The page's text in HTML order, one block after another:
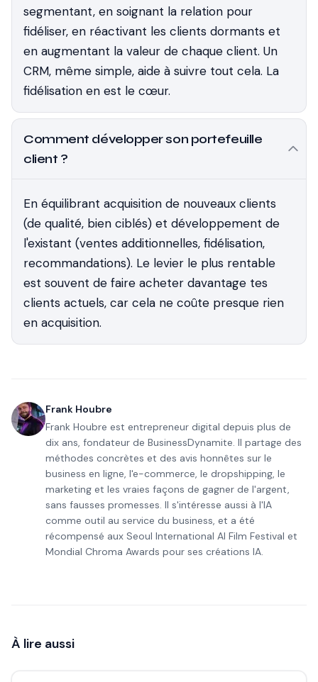
segmentant, en soignant la relation pour
fidéliser, en réactivant les clients dormants et
en augmentant la valeur de chaque client. Un
CRM, même simple, aide à suivre tout cela. La
fidélisation en est le cœur.
Comment développer son portefeuille
client ?
En équilibrant acquisition de nouveaux clients
(de qualité, bien ciblés) et développement de
l'existant (ventes additionnelles, fidélisation,
recommandations). Le levier le plus rentable
est souvent de faire acheter davantage tes
clients actuels, car cela ne coûte presque rien
en acquisition.
Frank Houbre
Frank Houbre est entrepreneur digital depuis plus de
dix ans, fondateur de BusinessDynamite. Il partage des
méthodes concrètes et des avis honnêtes sur le
business en ligne, l'e-commerce, le dropshipping, le
marketing et les vraies façons de gagner de l'argent,
sans fausses promesses. Il s'intéresse aussi à l'IA
comme outil au service du business, et a été
récompensé aux Seoul International AI Film Festival et
Mondial Chroma Awards pour ses créations IA.
À lire aussi